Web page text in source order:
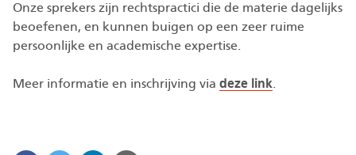
Onze sprekers zijn rechtspractici die de materie dagelijks
beoefenen, en kunnen buigen op een zeer ruime
persoonlijke en academische expertise.
Meer informatie en inschrijving via deze link